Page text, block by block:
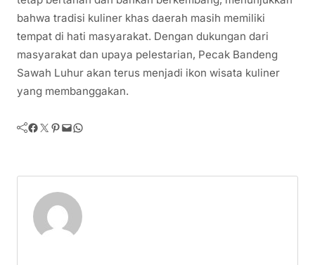
bahwa tradisi kuliner khas daerah masih memiliki
tempat di hati masyarakat. Dengan dukungan dari
masyarakat dan upaya pelestarian, Pecak Bandeng
Sawah Luhur akan terus menjadi ikon wisata kuliner
yang membanggakan.
Facebook Twitter Pinterest Mail WhatsApp